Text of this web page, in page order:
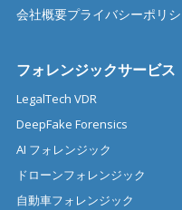
会社概要プライバシーポリ
フォレンジックサービス
LegalTech VDR
DeepFake Forensics
AI フォレンジック
ドローンフォレンジック
自動車フォレンジック